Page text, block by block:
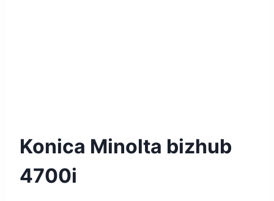
Konica Minolta bizhub
4700i